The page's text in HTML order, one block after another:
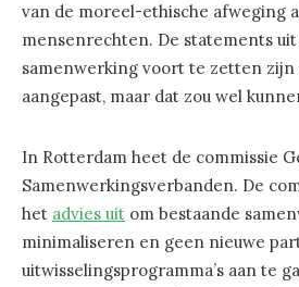
van de moreel-ethische afweging
mensenrechten. De statements uit
samenwerking voort te zetten zijn
aangepast, maar dat zou wel
In Rotterdam heet de commissie
Samenwerkingsverbanden. De
het advies uit om bestaande
minimaliseren en geen nieuwe
uitwisselingsprogramma’s aan te